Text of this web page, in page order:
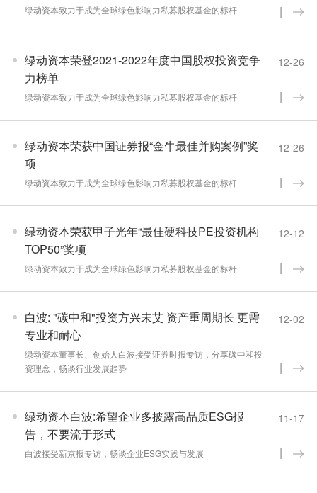
绿动资本致力于成为全球绿色影响力私募股权基金的标杆
绿动资本荣登2021-2022年度中国股权投资竞争
力榜单
绿动资本致力于成为全球绿色影响力私募股权基金的标杆
12-26
绿动资本荣获中国证券报“金牛最佳并购案例”奖
项
绿动资本致力于成为全球绿色影响力私募股权基金的标杆
12-26
绿动资本荣获甲子光年“最佳硬科技PE投资机构
TOP50”奖项
绿动资本致力于成为全球绿色影响力私募股权基金的标杆
12-12
白波: "碳中和"投资方兴未艾 资产重周期长 更需
专业和耐心
绿动资本董事长、创始人白波接受证券时报专访，分享碳中和投
资理念，畅谈行业发展趋势
12-02
绿动资本白波:希望企业多披露高品质ESG报
告，不要流于形式
白波接受新京报专访，畅谈企业ESG实践与发展
11-17